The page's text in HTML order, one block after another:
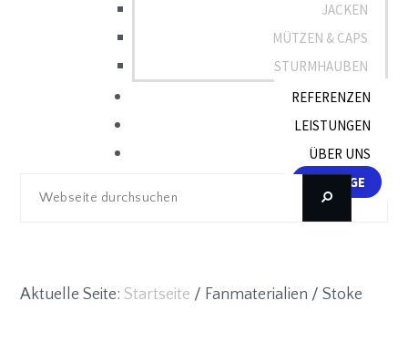
JACKEN
MÜTZEN & CAPS
STURMHAUBEN
REFERENZEN
LEISTUNGEN
ÜBER UNS
ANFRAGE
Webseite

Aktuelle Seite:Startseite / Fanmaterialien / Stoke